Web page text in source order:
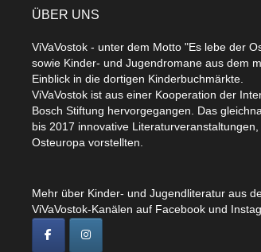
ÜBER UNS
ViVaVostok - unter dem Motto "Es lebe der
sowie Kinder- und Jugendromane aus dem
Einblick in die dortigen Kinderbuchmärkte.
ViVaVostok ist aus einer Kooperation der
Bosch Stiftung hervorgegangen. Das
bis 2017 innovative
Osteuropa vorstellten.
Mehr über Kinder- und Jugendliteratur aus
ViVaVostok-Kanälen auf Facebook und